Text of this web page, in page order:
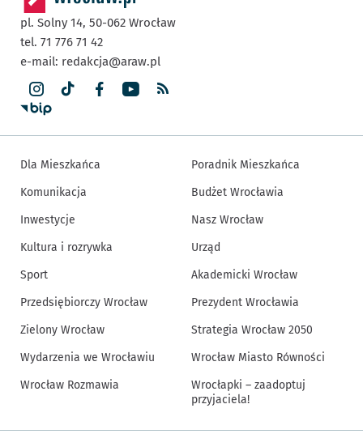
pl. Solny 14, 50-062 Wrocław
tel. 71 776 71 42
e-mail: redakcja@araw.pl
Dla Mieszkańca
Komunikacja
Inwestycje
Kultura i rozrywka
Sport
Przedsiębiorczy Wrocław
Zielony Wrocław
Wydarzenia we Wrocławiu
Wrocław Rozmawia
Poradnik Mieszkańca
Budżet Wrocławia
Nasz Wrocław
Urząd
Akademicki Wrocław
Prezydent Wrocławia
Strategia Wrocław 2050
Wrocław Miasto Równości
Wrocłapki – zaadoptuj
przyjaciela!